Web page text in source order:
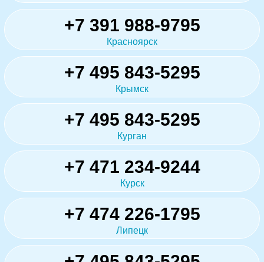
+7 391 988-9795
Красноярск
+7 495 843-5295
Крымск
+7 495 843-5295
Курган
+7 471 234-9244
Курск
+7 474 226-1795
Липецк